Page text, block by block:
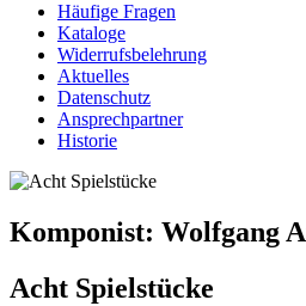
Häufige Fragen
Kataloge
Widerrufsbelehrung
Aktuelles
Datenschutz
Ansprechpartner
Historie
Komponist: Wolfgang
Acht Spielstücke